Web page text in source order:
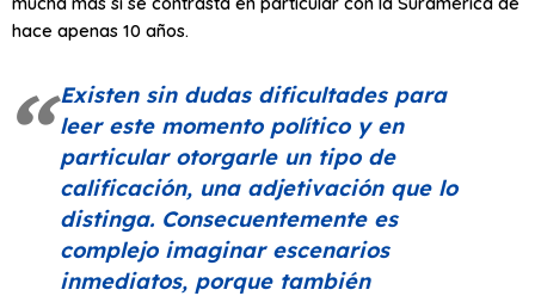
hace apenas 10 años.
Existen sin dudas dificultades para
leer este momento político y en
particular otorgarle un tipo de
calificación, una adjetivación que lo
distinga. Consecuentemente es
complejo imaginar escenarios
inmediatos, porque también